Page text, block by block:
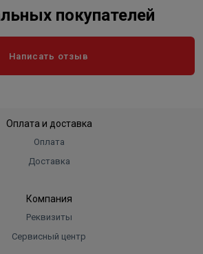
покупателей
Написать отзыв
Оплата и доставка
Оплата
Доставка
Компания
Реквизиты
Сервисный центр